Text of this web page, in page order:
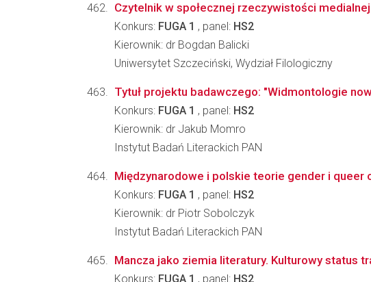
Czytelnik w społecznej rzeczywistości
Konkurs: FUGA 1 , panel: HS2
Kierownik: dr Bogdan Balicki
Uniwersytet Szczeciński, Wydział Filologiczny
Tytuł projektu badawczego: "Widmontologie
Konkurs: FUGA 1 , panel: HS2
Kierownik: dr Jakub Momro
Instytut Badań Literackich PAN
Międzynarodowe i polskie teorie gender i queer
Konkurs: FUGA 1 , panel: HS2
Kierownik: dr Piotr Sobolczyk
Instytut Badań Literackich PAN
Mancza jako ziemia literatury. Kulturowy status
Konkurs: FUGA 1 , panel: HS2